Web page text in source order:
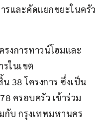
รและคัดแยกขยะในครัว
งการทาวน์โฮมและ
ในเขต
38 โครงการ ซึ่งเป็น
ครอบครัว เข้าร่วม
กับ กรุงเทพมหานคร